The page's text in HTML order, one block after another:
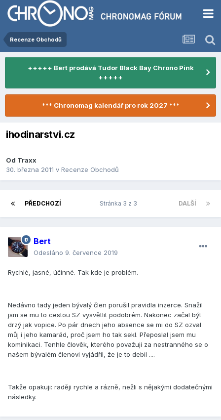
Recenze Obchodů
+++++ Bert prodává Tudor Black Bay Chrono Pink
+++++
*** Chronomag kalendář pro rok 2027 ***
ihodinarstvi.cz
Od Traxx
30. března 2011 v Recenze Obchodů
PŘEDCHOZÍ DALŠÍ
Stránka 3 z 3
Bert
Odesláno 9. července 2019
Rychlé, jasné, účinné. Tak kde je problém.
Nedávno tady jeden bývalý člen porušil pravidla inzerce. Snažil
jsm se mu to cestou SZ vysvětlit podobrém. Nakonec začal být
drzý jak vopice. Po pár dnech jeho absence se mi do SZ ozval
můj i jeho kamarád, proč jsem ho tak sekl. Přeposlal jsem mu
kominikaci. Tenhle člověk, kterého považuji za nestranného se o
našem bývalém členovi vyjádřil, že je to debil ....
Takže opakuji: raději rychle a rázně, nežli s nějakými dodatečnými
následky.